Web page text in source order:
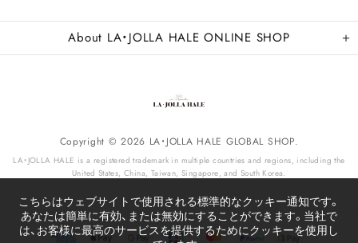
About LA・JOLLA HALE ONLINE SHOP
Copyright © 2026 LA・JOLLA HALE GLOBAL SHOP.
LA・JOLLA HALE is a registered trademark in multiple countries and regions, including the
United States, China, Taiwan, Singapore, and South Korea.
こちらはウェブサイトで使用される標準的なクッキー通知です。
あなたは簡単に有効、または無効にすることができます。当社で
は、お客様に最高のサービスを提供するためにクッキーを使用し